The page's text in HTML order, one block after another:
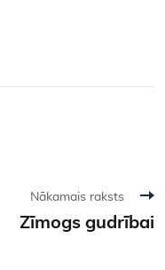
Nākamais raksts
Zīmogs gudrībai